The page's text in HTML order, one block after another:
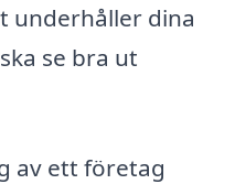
underhåller dina
se bra ut
av ett företag